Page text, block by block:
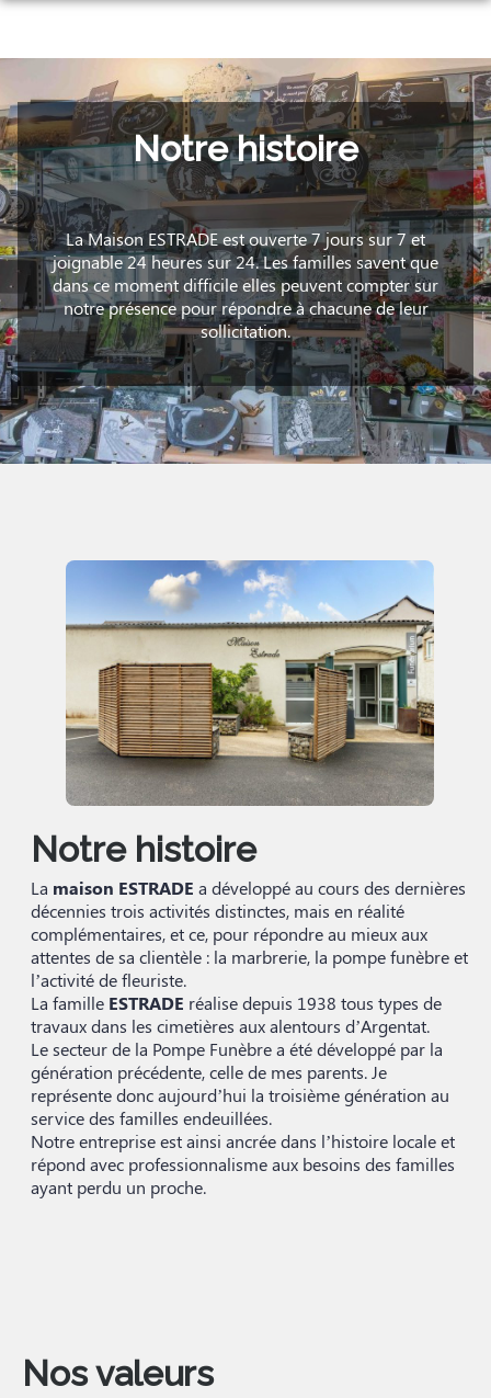
Aller
contenu
ORGANISER DES OBSÈQUES
PRÉVOIR SES OBSÈQUES
MONUMENTS FUNÉRAIRES
SERVICES AUX FAMILLES
NOTRE AGENCE
NOTRE CHAMBRE FUNERAIRE
NOTRE HISTOIRE
ESPACES HOMMAGES
Notre histoire
La Maison ESTRADE est ouverte 7 jours sur 7 et
joignable 24 heures sur 24. Les familles savent que
dans ce moment difficile elles peuvent compter sur
notre présence pour répondre à chacune de leur
sollicitation.
Notre histoire
La maison ESTRADE a développé au cours des dernières
décennies trois activités distinctes, mais en réalité
complémentaires, et ce, pour répondre au mieux aux
attentes de sa clientèle : la marbrerie, la pompe funèbre et
l’activité de fleuriste.
La famille ESTRADE réalise depuis 1938 tous types de
travaux dans les cimetières aux alentours d’Argentat.
Le secteur de la Pompe Funèbre a été développé par la
génération précédente, celle de mes parents. Je
représente donc aujourd’hui la troisième génération au
service des familles endeuillées.
Notre entreprise est ainsi ancrée dans l’histoire locale et
répond avec professionnalisme aux besoins des familles
ayant perdu un proche.
Nos valeurs